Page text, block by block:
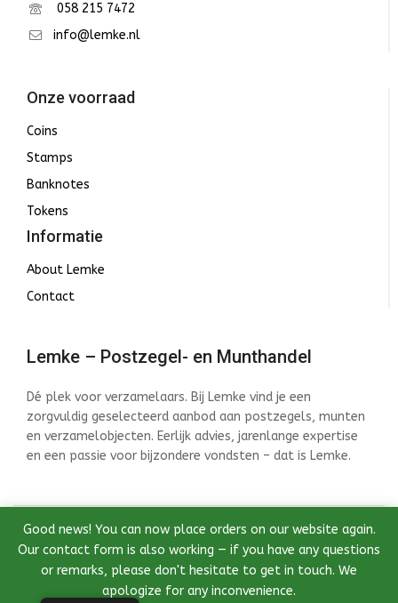
Good news! You can now place orders on our website again.
Our contact form is also working — if you have any questions
or remarks, please don't hesitate to get in touch. We
apologize for any inconvenience.
058 215 7472
info@lemke.nl
Onze voorraad
Coins
Stamps
Banknotes
Tokens
Informatie
About Lemke
Contact
Lemke – Postzegel- en Munthandel
Dé plek voor verzamelaars. Bij Lemke vind je een
zorgvuldig geselecteerd aanbod aan postzegels, munten
en verzamelobjecten. Eerlijk advies, jarenlange expertise
en een passie voor bijzondere vondsten – dat is Lemke.
© 2026 Lemke - Postzegel- en Munthandel - Ontwikkeld
door InstantWebDesign